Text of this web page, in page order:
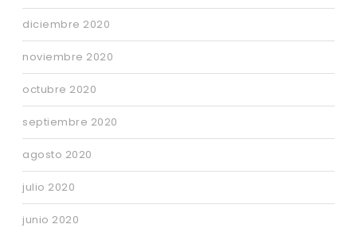
diciembre 2020
noviembre 2020
octubre 2020
septiembre 2020
agosto 2020
julio 2020
junio 2020